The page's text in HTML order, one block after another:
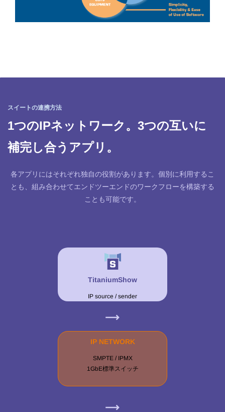
スイートの連携方法
1つのIPネットワーク。3つの互いに
補完し合うアプリ。
各アプリにはそれぞれ独自の役割があります。個別に利用するこ
とも、組み合わせてエンドツーエンドのワークフローを構築する
ことも可能です。
TitaniumShow
IP source / sender
IP NETWORK
SMPTE / IPMX
1GbE標準スイッチ